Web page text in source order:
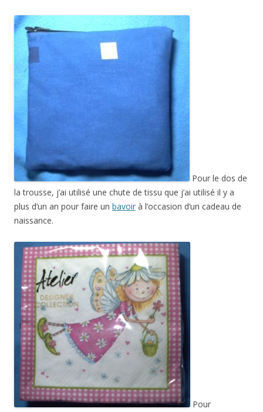
Pour le dos de
la trousse, j’ai utilisé une chute de tissu que j’ai utilisé il y a
plus d’un an pour faire un bavoir à l’occasion d’un cadeau de
naissance.
Pour